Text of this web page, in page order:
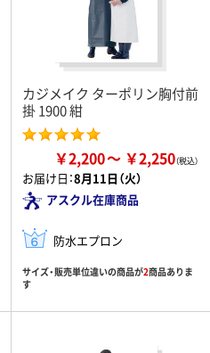
カジメイク ターポリン胸付前
掛 1900 紺
￥2,200 ￥2,250
お届け日：8月11日（火）
アスクル在庫商品
防水エプロン
サイズ・販売単位違いの商品が2商品ありま
す